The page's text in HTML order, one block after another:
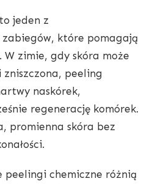
jeden z
zabiegów, które pomagają
W zimie, gdy skóra może
zniszczona, peeling
naskórek,
regenerację komórek.
promienna skóra bez
chemiczne różnią